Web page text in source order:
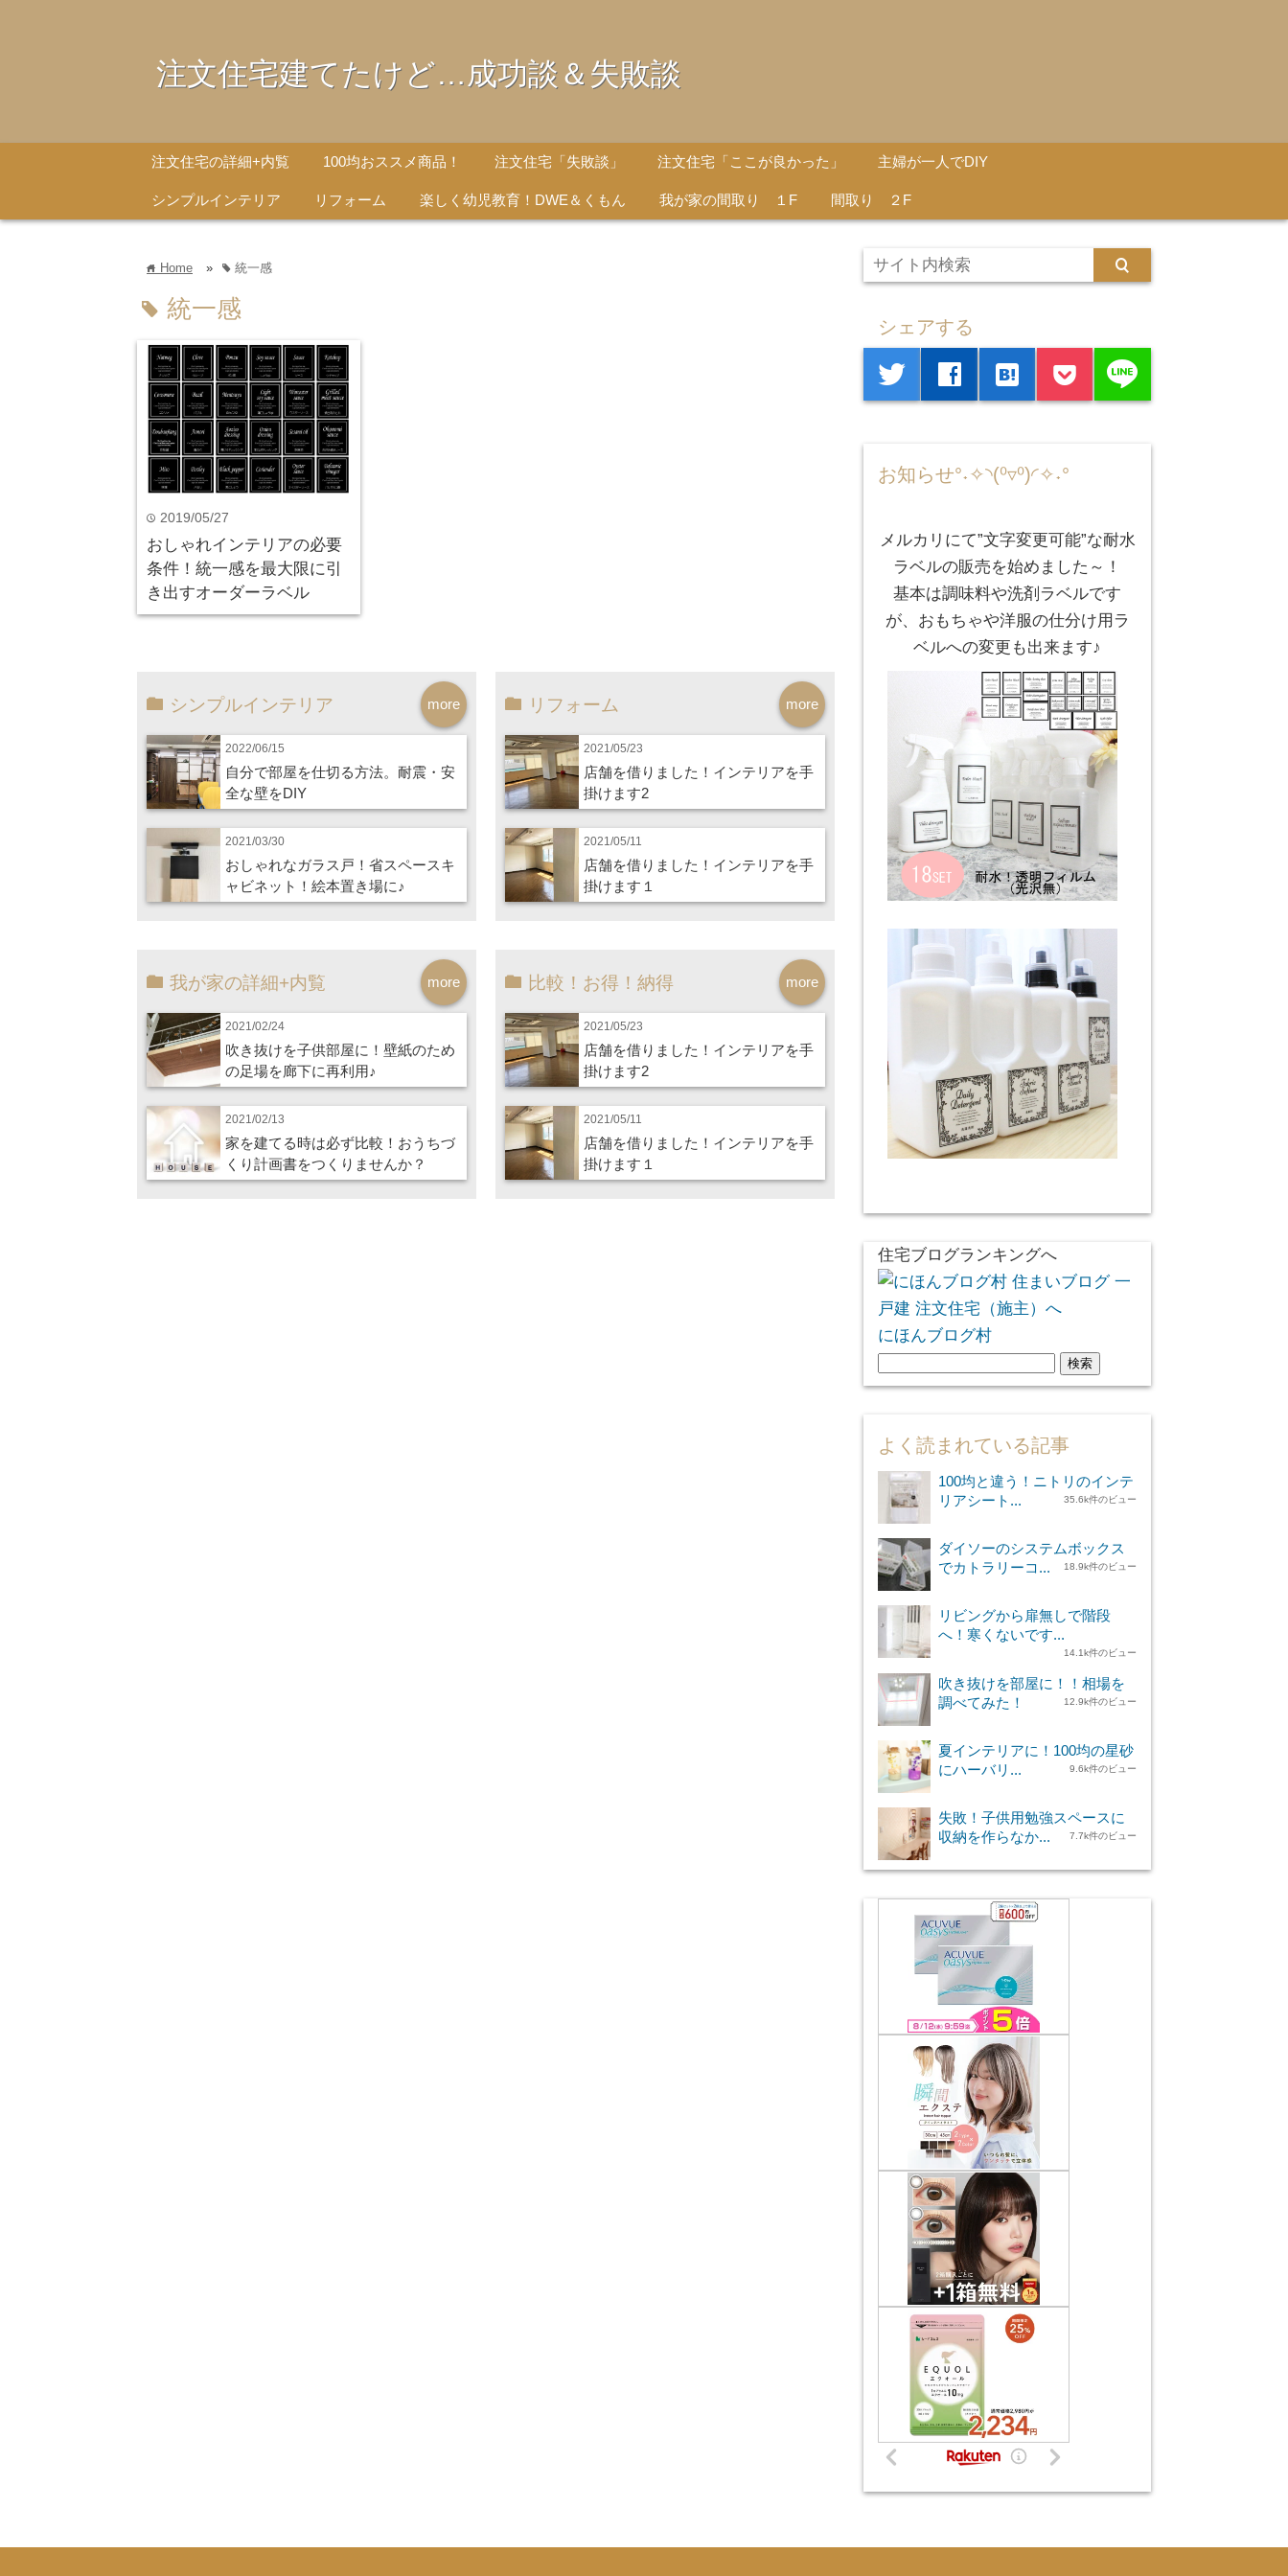
注文住宅建てたけど…成功談＆失敗談
注文住宅の詳細+内覧 100均おススメ商品！ 注文住宅「失敗談」 注文住宅「ここが良かった」 主婦が一人でDIY
シンプルインテリア リフォーム 楽しく幼児教育！DWE＆くもん 我が家の間取り １F 間取り ２F
home Home » tag 統一感
tag 統一感
time 2019/05/27
おしゃれインテリアの必要
条件！統一感を最大限に引
き出すオーダーラベル
more
シンプルインテリア
2022/06/15
自分で部屋を仕切る方法。耐震・安
全な壁をDIY
2021/03/30
おしゃれなガラス戸！省スペースキ
ャビネット！絵本置き場に♪
more
リフォーム
2021/05/23
店舗を借りました！インテリアを手
掛けます2
2021/05/11
店舗を借りました！インテリアを手
掛けます１
more
我が家の詳細+内覧
2021/02/24
吹き抜けを子供部屋に！壁紙のため
の足場を廊下に再利用♪
2021/02/13
家を建てる時は必ず比較！おうちづ
くり計画書をつくりませんか？
more
比較！お得！納得
2021/05/23
店舗を借りました！インテリアを手
掛けます2
2021/05/11
店舗を借りました！インテリアを手
掛けます１
シェアする
twitter facebook hatenabookmark line
お知らせ°˖✧◝(⁰▿⁰)◜✧˖°
メルカリにて”文字変更可能”な耐水
ラベルの販売を始めました～！
基本は調味料や洗剤ラベルです
が、おもちゃや洋服の仕分け用ラ
ベルへの変更も出来ます♪
住宅ブログランキングへ
にほんブログ村
索:
よく読まれている記事
100均と違う！ニトリのインテ
リアシート...
35.6k件のビュー
ダイソーのシステムボックス
でカトラリーコ...
18.9k件のビュー
リビングから扉無しで階段
へ！寒くないです...
14.1k件のビュー
吹き抜けを部屋に！！相場を
調べてみた！
12.9k件のビュー
夏インテリアに！100均の星砂
にハーバリ...
9.6k件のビュー
失敗！子供用勉強スペースに
収納を作らなか...
7.7k件のビュー